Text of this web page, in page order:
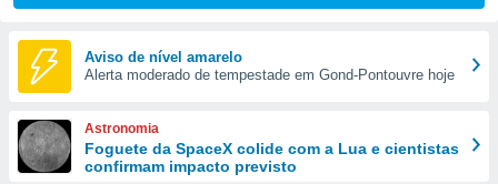
das
e
forma
digital
Aviso de nível amarelo
Alerta moderado de tempestade em Gond-Pontouvre hoje
Astronomia
Foguete da SpaceX colide com a Lua e cientistas
confirmam impacto previsto